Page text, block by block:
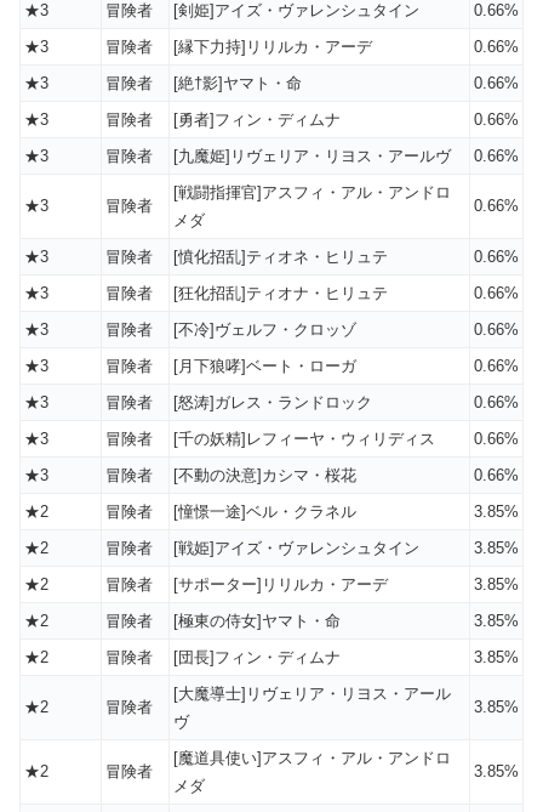
★3
冒険者 [剣姫]アイズ・ヴァレンシュタイン
0.66%
★3
冒険者 [縁下力持]リリルカ・アーデ
0.66%
★3
冒険者 [絶†影]ヤマト・命
0.66%
★3
冒険者 [勇者]フィン・ディムナ
0.66%
★3
冒険者 [九魔姫]リヴェリア・リヨス・アールヴ 0.66%
★3 冒険者
[戦闘指揮官]アスフィ・アル・アンドロ
メダ
0.66%
★3 冒険者 [憤化招乱]ティオネ・ヒリュテ
0.66%
★3
冒険者 [狂化招乱]ティオナ・ヒリュテ
0.66%
★3
冒険者 [不冷]ヴェルフ・クロッゾ
0.66%
★3
冒険者 [月下狼哮]ベート・ローガ
0.66%
★3
冒険者 [怒涛]ガレス・ランドロック
0.66%
★3
冒険者 [千の妖精]レフィーヤ・ウィリディス
0.66%
★3
冒険者 [不動の決意]カシマ・桜花
0.66%
★2
冒険者 [憧憬一途]ベル・クラネル
3.85%
★2
冒険者 [戦姫]アイズ・ヴァレンシュタイン
3.85%
★2
冒険者 [サポーター]リリルカ・アーデ
3.85%
★2
冒険者 [極東の侍女]ヤマト・命
3.85%
★2
冒険者 [団長]フィン・ディムナ 3.85%
★2 冒険者
[大魔導士]リヴェリア・リヨス・アール
ヴ
3.85%
★2 冒険者
[魔道具使い]アスフィ・アル・アンドロ
メダ
3.85%